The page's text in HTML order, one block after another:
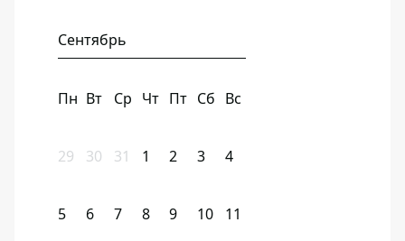
Сентябрь
Пн Вт Ср Чт Пт Сб Вс
29 30 31 1 2 3 4
5 6 7 8 9 10 11